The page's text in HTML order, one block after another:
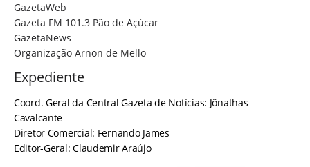
GazetaWeb
Gazeta FM 101.3 Pão de Açúcar
GazetaNews
Organização Arnon de Mello
Expediente
Coord. Geral da Central Gazeta de Notícias: Jônathas
Cavalcante
Diretor Comercial: Fernando James
Editor-Geral: Claudemir Araújo